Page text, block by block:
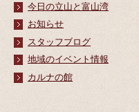
今日の立山と富山湾
お知らせ
スタッフブログ
地域のイベント情報
カルナの館